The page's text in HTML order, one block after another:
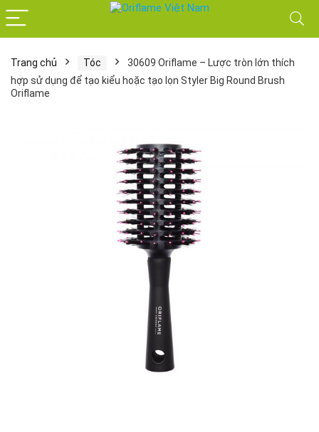
Trang chủ Tóc
30609 Oriflame – Lược tròn lớn thích
hợp sử dụng để tạo kiểu hoặc tạo lọn Styler Big Round Brush
Oriflame